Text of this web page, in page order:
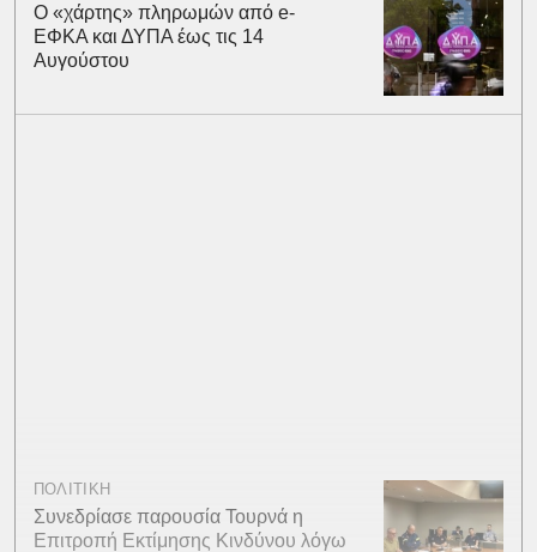
Ο «χάρτης» πληρωμών από e-
ΕΦΚΑ και ΔΥΠΑ έως τις 14
Αυγούστου
ΠΟΛΙΤΙΚΗ
Συνεδρίασε παρουσία Τουρνά η
Επιτροπή Εκτίμησης Κινδύνου λόγω